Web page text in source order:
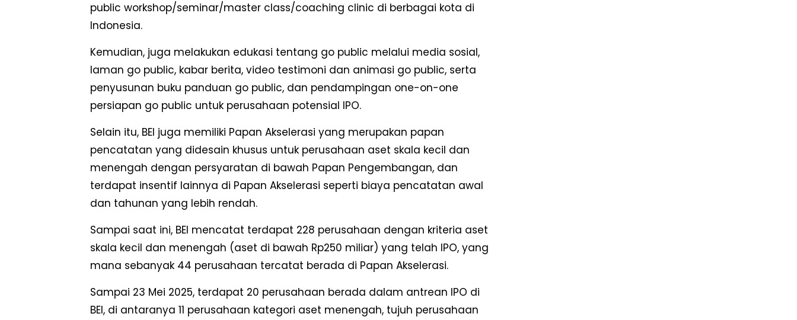
public workshop/seminar/master class/coaching clinic di berbagai kota di
Indonesia.
Kemudian, juga melakukan edukasi tentang go public melalui media sosial,
laman go public, kabar berita, video testimoni dan animasi go public, serta
penyusunan buku panduan go public, dan pendampingan one-on-one
persiapan go public untuk perusahaan potensial IPO.
Selain itu, BEI juga memiliki Papan Akselerasi yang merupakan papan
pencatatan yang didesain khusus untuk perusahaan aset skala kecil dan
menengah dengan persyaratan di bawah Papan Pengembangan, dan
terdapat insentif lainnya di Papan Akselerasi seperti biaya pencatatan awal
dan tahunan yang lebih rendah.
Sampai saat ini, BEI mencatat terdapat 228 perusahaan dengan kriteria aset
skala kecil dan menengah (aset di bawah Rp250 miliar) yang telah IPO, yang
mana sebanyak 44 perusahaan tercatat berada di Papan Akselerasi.
Sampai 23 Mei 2025, terdapat 20 perusahaan berada dalam antrean IPO di
BEI, di antaranya 11 perusahaan kategori aset menengah, tujuh perusahaan